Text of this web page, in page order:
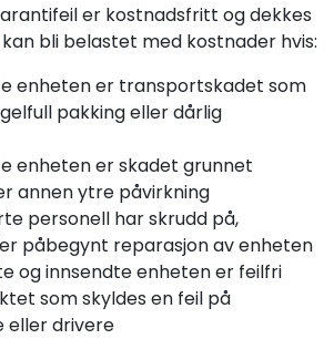
er kostnadsfritt og dekkes
bli belastet med kostnader hvis:
enheten er transportskadet som
pakking eller dårlig
enheten er skadet grunnet
annen ytre påvirkning
personell har skrudd på,
påbegynt reparasjon av enheten
og innsendte enheten er feilfri
som skyldes en feil på
eller drivere